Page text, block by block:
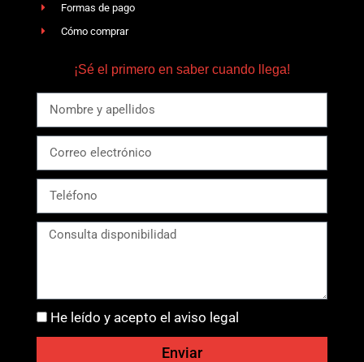
Formas de pago
Cómo comprar
¡Sé el primero en saber cuando llega!
He leído y acepto el aviso legal
Enviar